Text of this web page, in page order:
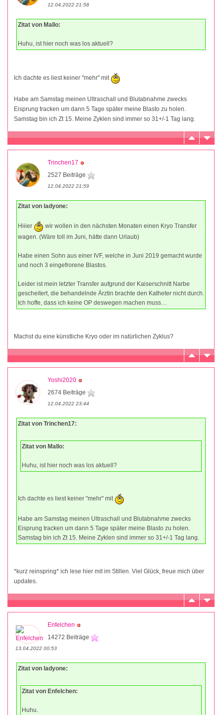
12.04.2022 21:58
Zitat von Mallo:
Huhu, ist hier noch was los aktuell?
Ich dachte es liest keiner "mehr" mit
Habe am Samstag meinen Ultraschall und Blutabnahme zwecks
Eisprung tracken um dann 5 Tage später meine Blasto zu holen.
Samstag bin ich Zt 15. Meine Zyklen sind immer so 31+/-1 Tag lang.
Trinchen17
2527 Beiträge
12.04.2022 21:59
Zitat von ladyone:
Hiiier
wir wollen in den nächsten Monaten einen Kryo Transfer
wagen. (Wäre toll im Juni, hätte dann Urlaub)
Habe einen Sohn aus einer IVF, welche in Juni 2019 gemacht wurde
und noch 3 eingefrorene Blastos.
Leider ist mein letzter Transfer aufgrund der Kaiserschnitt Narbe
gescheitert, die behandelnde Ärztin brachte den Katheter nicht durch.
Ich hoffe, dass ich keine OP deswegen machen muss…
Machst du eine künstliche Kryo oder im natürlichen Zyklus?
Yoshi2020
2674 Beiträge
12.04.2022 23:44
Zitat von Trinchen17:
Zitat von Mallo:
Huhu, ist hier noch was los aktuell?
Ich dachte es liest keiner "mehr" mit
Habe am Samstag meinen Ultraschall und Blutabnahme zwecks
Eisprung tracken um dann 5 Tage später meine Blasto zu holen.
Samstag bin ich Zt 15. Meine Zyklen sind immer so 31+/-1 Tag lang.
*kurz reinspring* ich lese hier mit im Stillen. Viel Glück, freue mich über
updates.
Enfelchen
14272 Beiträge
13.04.2022 00:53
Zitat von ladyone:
Zitat von Enfelchen:
Huhu.